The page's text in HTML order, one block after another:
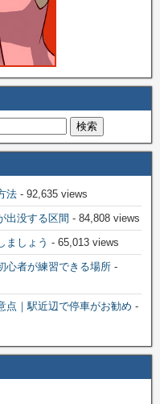
法 - 92,635 views
出没する区間 - 84,808 views
ましょう - 65,013 views
心者が練習できる場所 -
点｜駅近辺で停車がお勧め -